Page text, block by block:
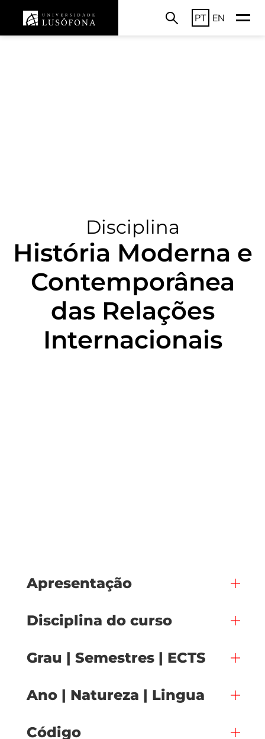
PT EN
Disciplina
História Moderna e
Contemporânea
das Relações
Internacionais
Apresentação
Disciplina do curso
Grau | Semestres | ECTS
Ano | Natureza | Lingua
Código